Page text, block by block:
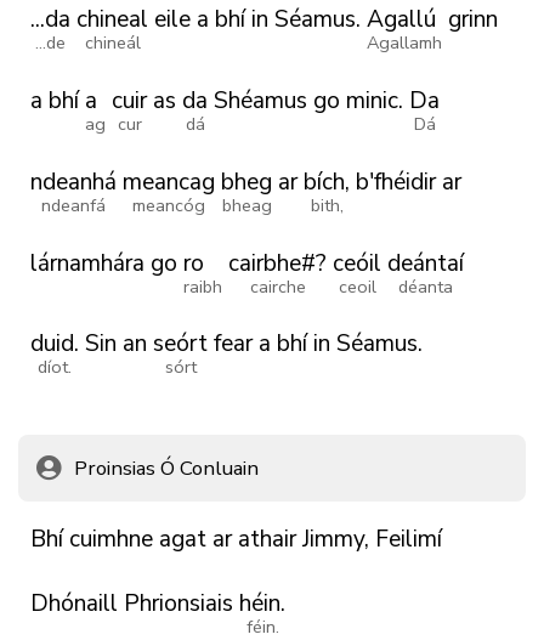
...da
...de
chineal
chineál
eile a bhí in Séamus. Agallú
Agallamh
grinn
a bhí a
ag
cuir
cur
as da
dá
Shéamus go minic. Da
Dá
ndeanhá
ndeanfá
meancag
meancóg
bheg
bheag
ar bích,
bith,
b'fhéidir ar
lárnamhára go ro
raibh
cairbhe#?
cairche
ceóil
ceoil
deántaí
déanta
duid.
díot.
Sin an seórt
sórt
fear a bhí in Séamus.
Proinsias Ó Conluain
Bhí cuimhne agat ar athairJimmy, Feilimí
Dhónaill Phrionsiais héin.
féin.